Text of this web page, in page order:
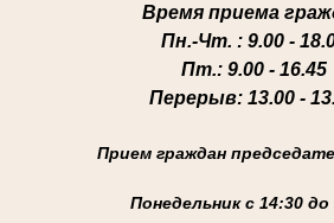
Время приема
Пн.-Чт. : 9.00 -
Пт.: 9.00 - 16.45
Перерыв: 13.00 -
Прием граждан
Понедельник с 14:30 до